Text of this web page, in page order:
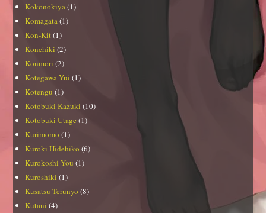
Kokonokiya (1)
Komagata (1)
Kon-Kit (1)
Konchiki (2)
Konmori (2)
Kotegawa Yui (1)
Kotengu (1)
Kotobuki Kazuki (10)
Kotobuki Utage (1)
Kurimomo (1)
Kuroki Hidehiko (6)
Kurokoshi You (1)
Kuroshiki (1)
Kusatsu Terunyo (8)
Kutani (4)